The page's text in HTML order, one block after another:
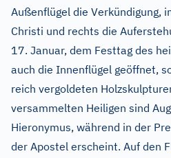
Außenflügel die Verkündigung,
Christi und rechts die
17. Januar, dem Festtag des
auch die Innenflügel geöffnet,
reich vergoldeten
versammelten Heiligen sind
Hieronymus, während in der
der Apostel erscheint. Auf den